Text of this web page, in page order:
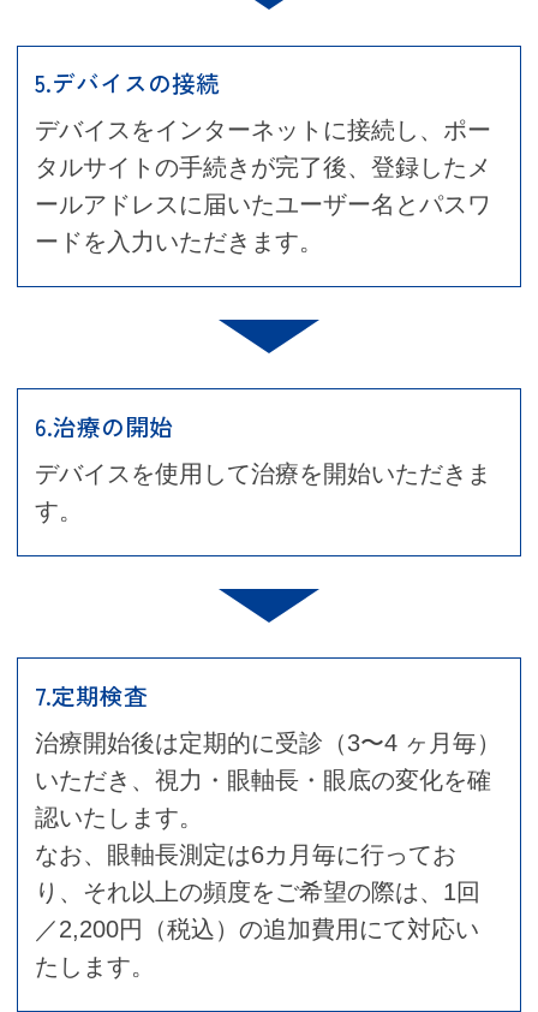
5.デバイスの接続
デバイスをインターネットに接続し、ポー
タルサイトの手続きが完了後、登録したメ
ールアドレスに届いたユーザー名とパスワ
ードを入力いただきます。
6.治療の開始
デバイスを使用して治療を開始いただきま
す。
7.定期検査
治療開始後は定期的に受診（3〜4 ヶ月毎）
いただき、視力・眼軸長・眼底の変化を確
認いたします。
なお、眼軸長測定は6カ月毎に行ってお
り、それ以上の頻度をご希望の際は、1回
／2,200円（税込）の追加費用にて対応い
たします。